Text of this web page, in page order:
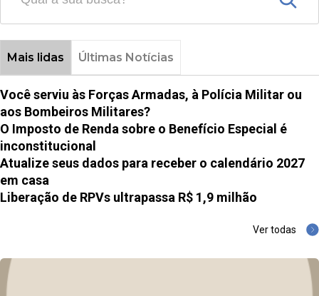
Mais lidas Últimas Notícias
Você serviu às Forças Armadas, à Polícia Militar ou
aos Bombeiros Militares?
O Imposto de Renda sobre o Benefício Especial é
inconstitucional
Atualize seus dados para receber o calendário 2027
em casa
Liberação de RPVs ultrapassa R$ 1,9 milhão
Ver todas